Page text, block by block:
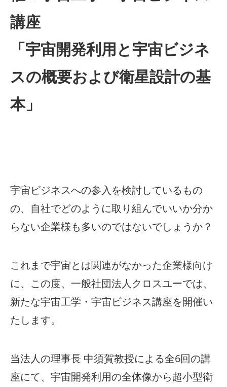
講座
「宇宙開発利用と宇宙ビジネ
スの概要および衛星設計の基
本」
宇宙ビジネスへの参入を検討しているもの
の、自社でどのように取り組んでいいか分か
らない企業様も多いのではないでしょうか？
これまで宇宙とは関連がなかった企業様向け
に、この度、一般社団法人クロスユーでは、
新たな宇宙工学・宇宙ビジネス講座を開催い
たします。
当法人の理事長 中須賀教授による全6回の講
座にて、宇宙開発利用の全体像から超小型衛